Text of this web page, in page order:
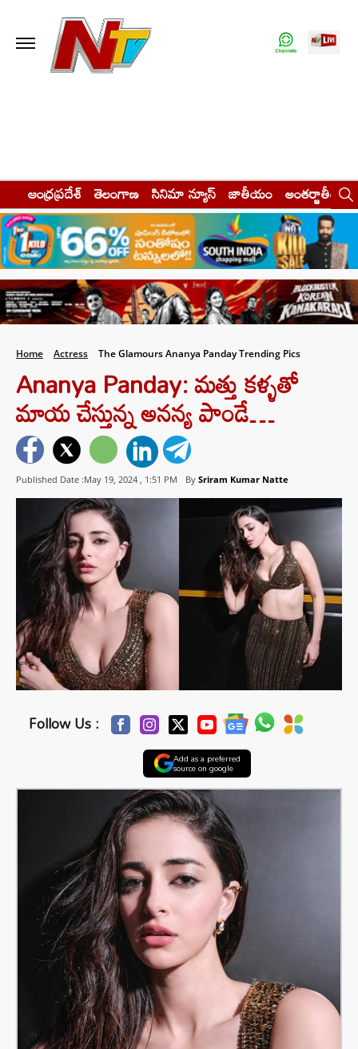
ఆంధ్రప్రదేశ్ తెలంగాణ సినిమా న్యూస్ జాతీయం అంతర్జాతీయం
Home Actress The Glamours Ananya Panday Trending Pics
Ananya Panday: మత్తు కళ్ళతో
మాయ చేస్తున్న అనన్య పాండే…
Published Date :May 19, 2024 , 1:51 PM By Sriram Kumar Natte
Follow Us :
Add as a preferred
source on google